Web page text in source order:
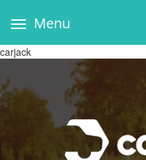
Menu
carjack